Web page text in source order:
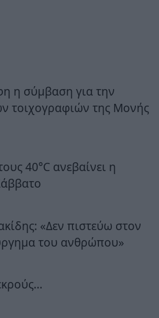
η σύμβαση για την
τοιχογραφιών της Μονής
40°C ανεβαίνει η
«Δεν πιστεύω στον
του ανθρώπου»